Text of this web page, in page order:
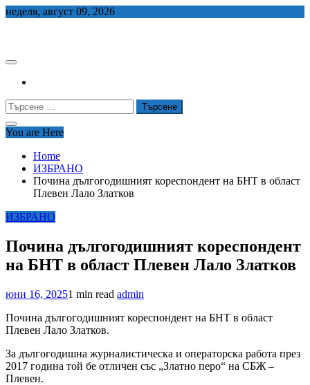
Skip
неделя, август 09, 2026
Търсене
за:
You are Here
Home
ИЗБРАНО
Почина дългогодишният кореспондент на БНТ в област
Плевен Лало Златков
ИЗБРАНО
Почина дългогодишният кореспондент
на БНТ в област Плевен Лало Златков
юни 16, 20251 min read admin
Почина дългогодишният кореспондент на БНТ в област
Плевен Лало Златков.
За дългогодишна журналистическа и операторска работа през
2017 година той бе отличен със „Златно перо“ на СБЖ –
Плевен.